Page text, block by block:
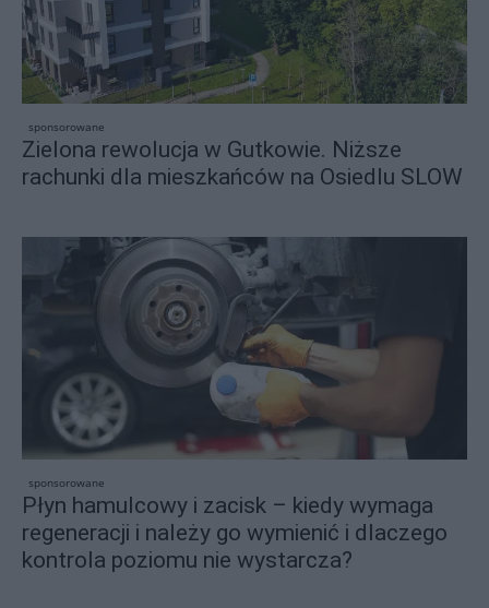
sponsorowane
Zielona rewolucja w Gutkowie. Niższe
rachunki dla mieszkańców na Osiedlu SLOW
sponsorowane
Płyn hamulcowy i zacisk – kiedy wymaga
regeneracji i należy go wymienić i dlaczego
kontrola poziomu nie wystarcza?